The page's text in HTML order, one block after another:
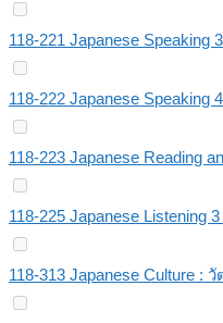
118-221 Japanese
118-222 Japanese
118-223 Japanese Reading
118-225 Japanese
118-313 Japanese Culture